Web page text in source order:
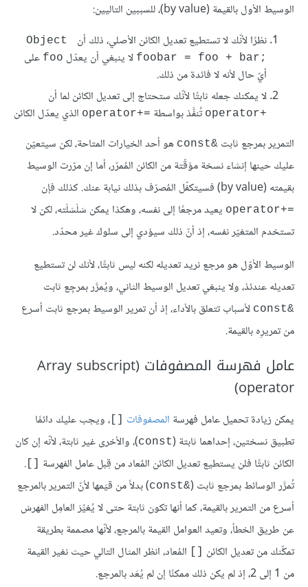
الوسيط الأول بالقيمة (by value)، للسببين التاليين:
نظرًا لأنّك لا تستطيع تعديل الكائن الأصلي، ذلك أن
‎Object
foobar = foo + bar;‎ لا ينبغي أن يعدّل ‎foo‎ على
أيّ حال لأنه لا فائدة من ذلك.
لا يمكنك جعله ثابتًا لأنّك ستحتاج إلى تعديل الكائن لما أن
‎operator+‎ تُنفَّذ بواسطة ‎operator+=‎ الذي يعدّل الكائن
التمرير بمرجع ثابت &const
هو أحد الخيارات المتاحة، لكن سيتعيّن
عليك حينها إنشاء نسخة مؤقّتة من الكائن المُمرّر، أما إن مرّرت الوسيط
بقيمته (by value) فسيتكفّل المُصرّف بذلك نيابة عنك. كذلك فإن
‎operator+=‎ يعيد مرجعًا إلى نفسه، وهكذا يمكن سَلْسَلَته، لكن لا
تستخدم المتغيّر نفسه، إذ أنّ ذلك سيؤدي إلى سلوك غير محدّد.
الوسيط الأوّل هو مرجع نريد تعديله لكنه ليس ثابتًا، لأنك لن تستطيع
تعديله عندئذ، ولا ينبغي تعديل الوسيط الثاني، ويُمرَّر بمرجِع ثابت
‎const&‎ لأسباب تتعلق بالأداء، إذ أن تمرير الوسيط بمرجع ثابت أسرع
من تمريرِه بالقيمة.
عامل فهرسة المصفوفات (Array subscript
operator)
يمكن زيادة تحميل عامل فهرسة المصفوفات
، ويجب عليك دائمًا
تطبيق نسختين، إحداهما ثابتة (‎const‎)، والأخرى غير ثابتة، لأنّه إن كان
الكائن ثابتًا فلن يستطيع تعديل الكائن المُعاد من قِبل عامل الفهرسة
.
تُمرَّر الوسائط بمرجع ثابت (‎const&‎) بدلاً من قيَمها لأنّ التمرير بالمرجع
أسرع من التمرير بالقيمة، كما أنها تكون ثابتة حتى لا يُغيِّرَ العامِل الفهرسَ
عن طريق الخطأ، وتعيد العوامل القيمة بالمرجع، لأنّها مصممة بطريقة
تمكِّنك من تعديل الكائن
المُعاد، انظر المثال التالي حيث نغير القيمة
من 1 إلى 2، إذ لم يكن ذلك ممكنًا إن لم يُعَد بالمرجع.